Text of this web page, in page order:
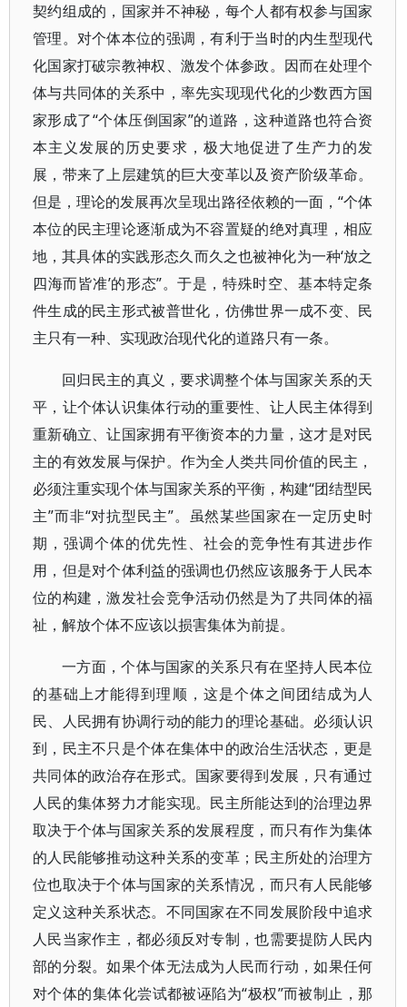
契约组成的，国家并不神秘，每个人都有权参与国家
管理。对个体本位的强调，有利于当时的内生型现代
化国家打破宗教神权、激发个体参政。因而在处理个
体与共同体的关系中，率先实现现代化的少数西方国
家形成了“个体压倒国家”的道路，这种道路也符合资
本主义发展的历史要求，极大地促进了生产力的发
展，带来了上层建筑的巨大变革以及资产阶级革命。
但是，理论的发展再次呈现出路径依赖的一面，“个体
本位的民主理论逐渐成为不容置疑的绝对真理，相应
地，其具体的实践形态久而久之也被神化为一种‘放之
四海而皆准’的形态”。于是，特殊时空、基本特定条
件生成的民主形式被普世化，仿佛世界一成不变、民
主只有一种、实现政治现代化的道路只有一条。
回归民主的真义，要求调整个体与国家关系的天
平，让个体认识集体行动的重要性、让人民主体得到
重新确立、让国家拥有平衡资本的力量，这才是对民
主的有效发展与保护。作为全人类共同价值的民主，
必须注重实现个体与国家关系的平衡，构建“团结型民
主”而非“对抗型民主”。虽然某些国家在一定历史时
期，强调个体的优先性、社会的竞争性有其进步作
用，但是对个体利益的强调也仍然应该服务于人民本
位的构建，激发社会竞争活动仍然是为了共同体的福
祉，解放个体不应该以损害集体为前提。
一方面，个体与国家的关系只有在坚持人民本位
的基础上才能得到理顺，这是个体之间团结成为人
民、人民拥有协调行动的能力的理论基础。必须认识
到，民主不只是个体在集体中的政治生活状态，更是
共同体的政治存在形式。国家要得到发展，只有通过
人民的集体努力才能实现。民主所能达到的治理边界
取决于个体与国家关系的发展程度，而只有作为集体
的人民能够推动这种关系的变革；民主所处的治理方
位也取决于个体与国家的关系情况，而只有人民能够
定义这种关系状态。不同国家在不同发展阶段中追求
人民当家作主，都必须反对专制，也需要提防人民内
部的分裂。如果个体无法成为人民而行动，如果任何
对个体的集体化尝试都被诬陷为“极权”而被制止，那